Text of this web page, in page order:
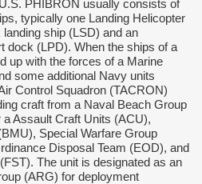
PHIBRON usually consists of
typically one Landing Helicopter
ship (LSD) and an
dock (LPD). When the ships of a
up with the forces of a Marine
some additional Navy units
Control Squadron (TACRON)
craft from a Naval Beach Group
Assault Craft Units (ACU),
Special Warfare Group
Disposal Team (EOD), and
The unit is designated as an
(ARG) for deployment